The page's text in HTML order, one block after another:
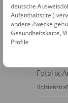
Fotofix
deutsche
Aufenthaltstitel)
andere Zwecke
Gesundheitskarte,
Profile